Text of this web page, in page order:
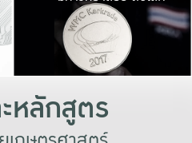
เปลี่ยนแปลง แล
เพื่อทำง
ระบบสารสนเทศ
หลักสูตร